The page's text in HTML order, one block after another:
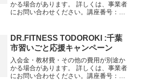
かる場合があります。 詳しくは、事業者
にお問い合わせください。講座番号：
初回のみ適用。講座番号：129...
DR.FITNESS TODOROKI :千葉
市習いごと応援キャンペーン
入会金・教材費・その他の費用が別途か
かる場合があります。 詳しくは、事業者
にお問い合わせください。講座番号：